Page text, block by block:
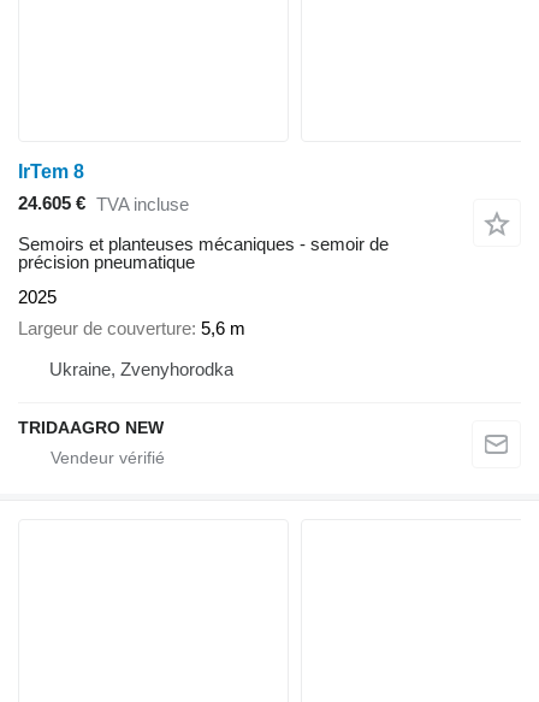
IrTem 8
24.605 € TVA incluse
Semoirs et planteuses mécaniques - semoir de
précision pneumatique
2025
Largeur de couverture 5,6 m
Ukraine, Zvenyhorodka
TRIDAAGRO NEW